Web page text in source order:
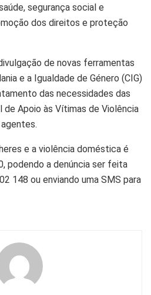
segurança social e
dos direitos e proteção
de novas ferramentas
e a Igualdade de Género (CIG)
das necessidades das
de Apoio às Vítimas de Violência
e a violência doméstica é
podendo a denúncia ser feita
148 ou enviando uma SMS para